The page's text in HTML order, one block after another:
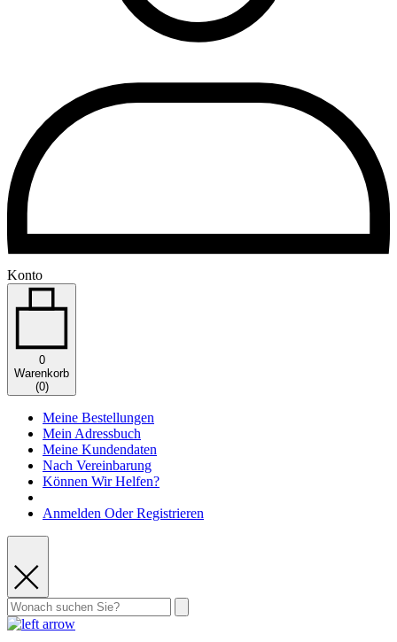
Konto
0
Warenkorb
(0)
Meine Bestellungen
Mein Adressbuch
Meine Kundendaten
Nach Vereinbarung
Können Wir Helfen?
Anmelden Oder Registrieren